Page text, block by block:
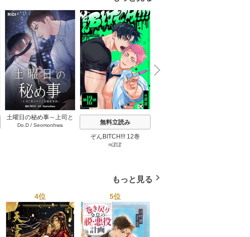
土曜日の秘め事～上司と
僕のキケンな服従契約～
Do.D / Seomonhwa
無料立読み
ぞんBITCH!!! 12巻
nぽぽ
N
e
x
t
もっと見る
4位 5位